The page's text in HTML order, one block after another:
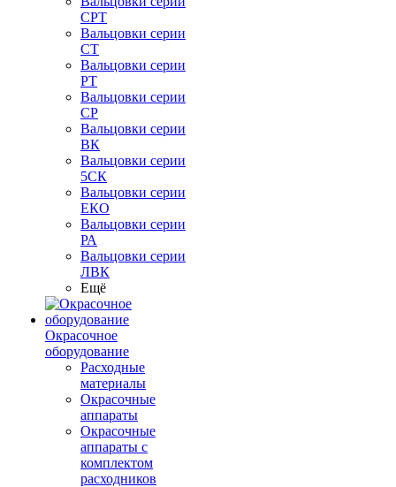
СРТ
Вальцовки серии
СТ
Вальцовки серии
РТ
Вальцовки серии
СР
Вальцовки серии
ВК
Вальцовки серии
5СК
Вальцовки серии
ЕКО
Вальцовки серии
РА
Вальцовки серии
ЛВК
Ещё
Окрасочное
оборудование
Расходные
материалы
Окрасочные
аппараты
Окрасочные
аппараты с
комплектом
расходников